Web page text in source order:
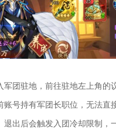
团驻地，前往驻地左上角的
号持有军团长职位，无法
出后会触发入团冷却限制